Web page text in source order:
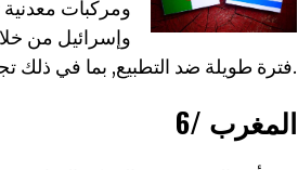
ومركبات معدنية
وإسرائيل من
فترة طويلة ضد التطبيع, بما في ذلك تجريمه قبل عامين.
6/ المغرب